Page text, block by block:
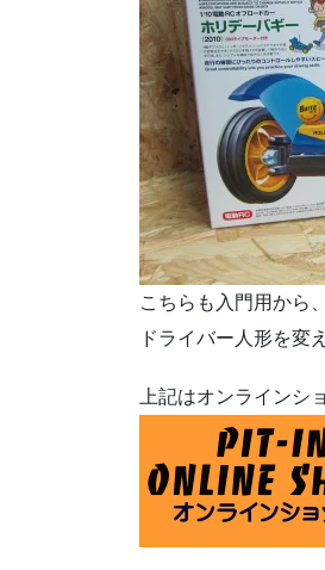
こちらも入門用から
ドライバー人形を変
上記はオンラインシ